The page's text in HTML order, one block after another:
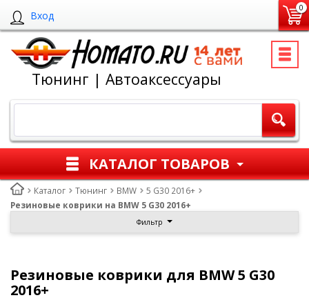
Вход
0
Тюнинг | Автоаксессуары
КАТАЛОГ ТОВАРОВ
Каталог Тюнинг BMW
5 G30 2016+
Резиновые коврики на BMW 5 G30 2016+
Фильтр
Резиновые коврики для BMW 5 G30
2016+